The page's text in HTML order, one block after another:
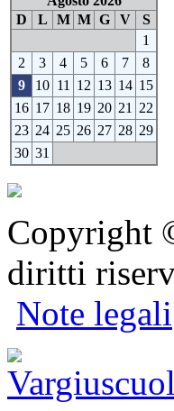
D
L M M G V
S
1
2
3 4 5 6 7
8
9
10 11 12 13 14 15
16 17 18 19 20 21 22
23 24 25 26 27 28 29
30 31
Copyright
diritti
Note legali